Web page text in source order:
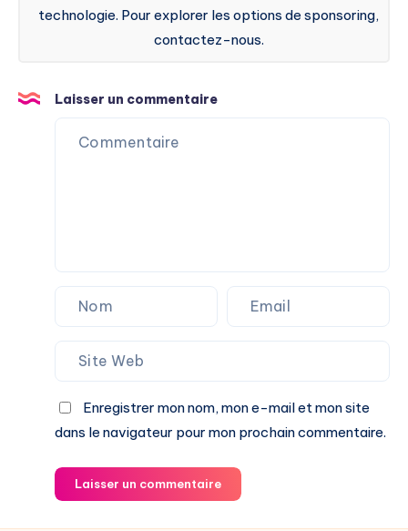
technologie. Pour explorer les options de sponsoring,
contactez-nous.
Laisser un commentaire
Enregistrer mon nom, mon e-mail et mon site
dans le navigateur pour mon prochain commentaire.
Laisser un commentaire